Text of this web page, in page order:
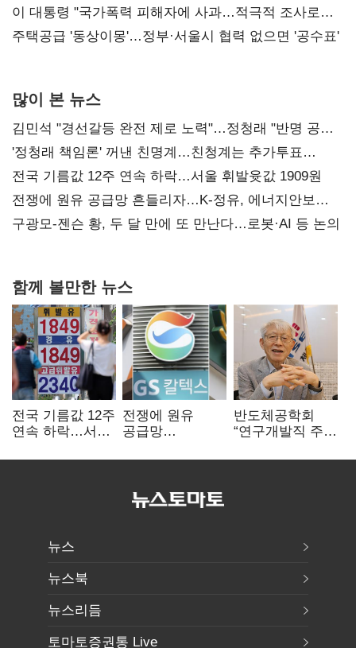
총선 지휘 못해"
이 대통령 "국가폭력 피해자에 사과…적극적 조사로
진실 밝혀야"
주택공급 '동상이몽'…정부·서울시 협력 없으면 '공수표'
많이 본 뉴스
김민석 "경선갈등 완전 제로 노력"…정청래 "반명 공세
사과부터"
'정청래 책임론' 꺼낸 친명계…친청계는 추가투표
때리기
전국 기름값 12주 연속 하락…서울 휘발윳값 1909원
전쟁에 원유 공급망 흔들리자…K-정유, 에너지안보
핵심으로 재부상
구광모-젠슨 황, 두 달 만에 또 만난다…로봇·AI 등 논의
함께 볼만한 뉴스
전국 기름값 12주
연속 하락…서울
전쟁에 원유
공급망
정유, 에너지안보
반도체공학회
“연구개발직 주
개선해야”
뉴스
뉴스북
뉴스리듬
토마토증권통 Live